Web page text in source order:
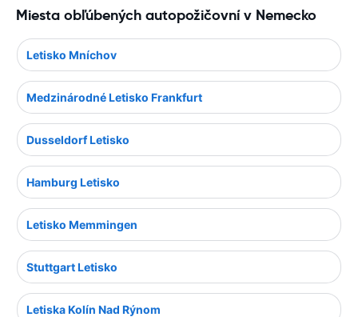
Miesta obľúbených autopožičovní v Nemecko
Letisko Mníchov
Medzinárodné Letisko Frankfurt
Dusseldorf Letisko
Hamburg Letisko
Letisko Memmingen
Stuttgart Letisko
Letiska Kolín Nad Rýnom